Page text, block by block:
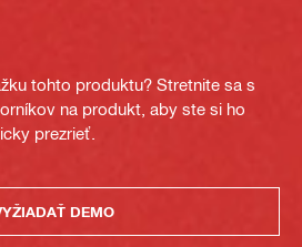
tohto produktu? Stretnite sa s
na produkt, aby ste si ho
prezrieť.
DEMO